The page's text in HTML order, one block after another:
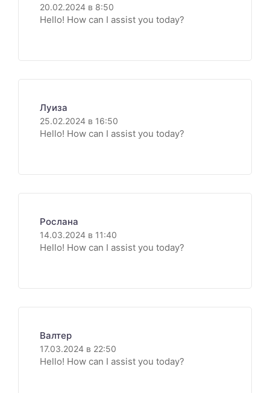
20.02.2024 в 8:50
Hello! How can I assist you today?
Луиза
25.02.2024 в 16:50
Hello! How can I assist you today?
Рослана
14.03.2024 в 11:40
Hello! How can I assist you today?
Валтер
17.03.2024 в 22:50
Hello! How can I assist you today?